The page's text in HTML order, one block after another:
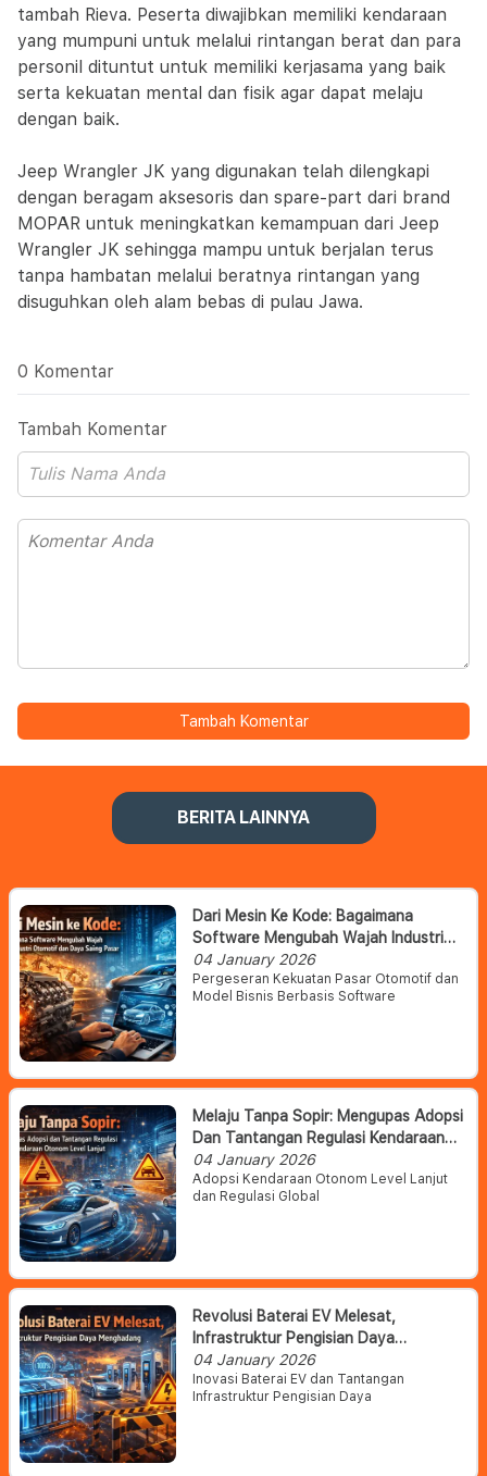
tambah Rieva. Peserta diwajibkan memiliki kendaraan
yang mumpuni untuk melalui rintangan berat dan para
personil dituntut untuk memiliki kerjasama yang baik
serta kekuatan mental dan fisik agar dapat melaju
dengan baik.
Jeep Wrangler JK yang digunakan telah dilengkapi
dengan beragam aksesoris dan spare-part dari brand
MOPAR untuk meningkatkan kemampuan dari Jeep
Wrangler JK sehingga mampu untuk berjalan terus
tanpa hambatan melalui beratnya rintangan yang
disuguhkan oleh alam bebas di pulau Jawa.
0 Komentar
Tambah Komentar
Tambah Komentar
BERITA LAINNYA
Dari Mesin Ke Kode: Bagaimana
Software Mengubah Wajah Industri
Otomotif Dan Daya Saing Pasar
04 January 2026
Pergeseran Kekuatan Pasar Otomotif dan
Model Bisnis Berbasis Software
Melaju Tanpa Sopir: Mengupas Adopsi
Dan Tantangan Regulasi Kendaraan
Otonom Level Lanjut
04 January 2026
Adopsi Kendaraan Otonom Level Lanjut
dan Regulasi Global
Revolusi Baterai EV Melesat,
Infrastruktur Pengisian Daya
Menghadang
04 January 2026
Inovasi Baterai EV dan Tantangan
Infrastruktur Pengisian Daya